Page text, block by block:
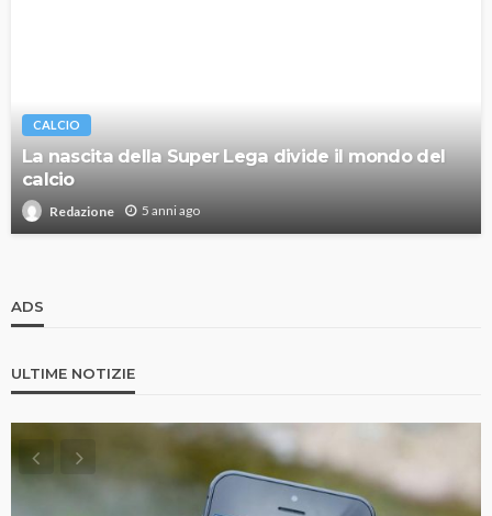
CALCIO
La nascita della Super Lega divide il mondo del
calcio
Redazione 5 anni ago
ADS
ULTIME NOTIZIE